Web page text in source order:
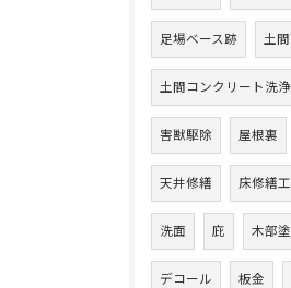
足場ベース跡 土
土間コンクリート洗浄
害獣駆除 屋根裏
天井修繕 床修繕
洗面 庇 木部
デコール 板金